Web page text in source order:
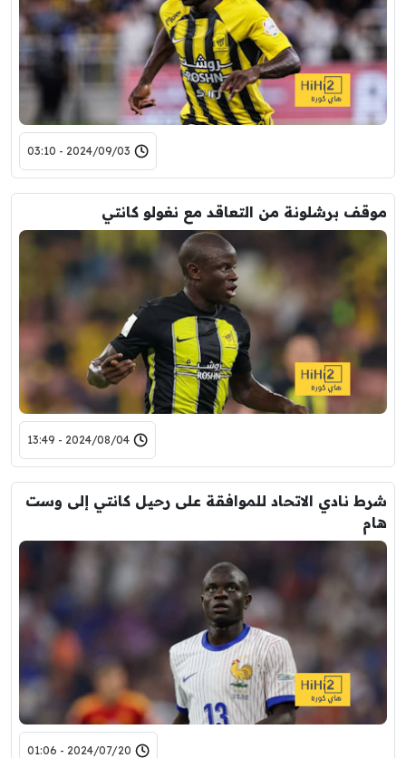
2024/09/03 - 03:10
موقف برشلونة من التعاقد مع نغولو كانتي
2024/08/04 - 13:49
شرط نادي الاتحاد للموافقة على رحيل كانتي إلى وست
هام
2024/07/20 - 01:06